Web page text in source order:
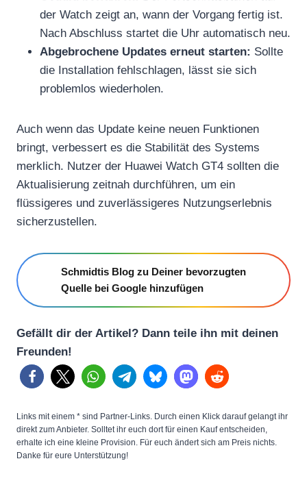
der Watch zeigt an, wann der Vorgang fertig ist.
Nach Abschluss startet die Uhr automatisch neu.
Abgebrochene Updates erneut starten: Sollte
die Installation fehlschlagen, lässt sie sich
problemlos wiederholen.
Auch wenn das Update keine neuen Funktionen
bringt, verbessert es die Stabilität des Systems
merklich. Nutzer der Huawei Watch GT4 sollten die
Aktualisierung zeitnah durchführen, um ein
flüssigeres und zuverlässigeres Nutzungserlebnis
sicherzustellen.
Schmidtis Blog zu Deiner bevorzugten
Quelle bei Google hinzufügen
Gefällt dir der Artikel? Dann teile ihn mit deinen
Freunden!
Links mit einem * sind Partner-Links. Durch einen Klick darauf gelangt ihr
direkt zum Anbieter. Solltet ihr euch dort für einen Kauf entscheiden,
erhalte ich eine kleine Provision. Für euch ändert sich am Preis nichts.
Danke für eure Unterstützung!